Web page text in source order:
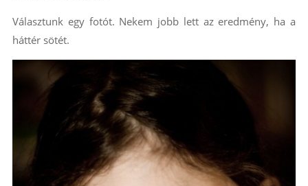
Választunk egy fotót. Nekem jobb lett az eredmény, ha a
háttér sötét.